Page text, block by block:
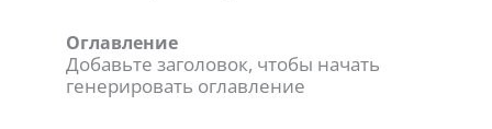
Оглавление
Добавьте заголовок, чтобы начать
генерировать оглавление